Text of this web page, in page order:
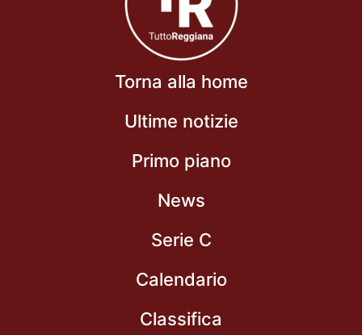
Torna alla home
Ultime notizie
Primo piano
News
Serie C
Calendario
Classifica